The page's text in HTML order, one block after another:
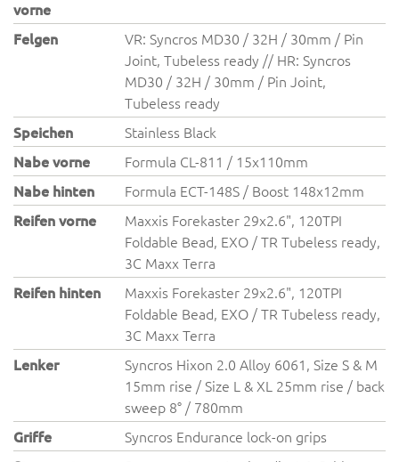
vorne
Felgen
VR: Syncros MD30 / 32H / 30mm / Pin
Joint, Tubeless ready // HR: Syncros
MD30 / 32H / 30mm / Pin Joint,
Tubeless ready
Speichen
Stainless Black
Nabe vorne
Formula CL-811 / 15x110mm
Nabe hinten
Formula ECT-148S / Boost 148x12mm
Reifen vorne
Maxxis Forekaster 29x2.6", 120TPI
Foldable Bead, EXO / TR Tubeless ready,
3C Maxx Terra
Reifen hinten
Maxxis Forekaster 29x2.6", 120TPI
Foldable Bead, EXO / TR Tubeless ready,
3C Maxx Terra
Lenker
Syncros Hixon 2.0 Alloy 6061, Size S & M
15mm rise / Size L & XL 25mm rise / back
sweep 8° / 780mm
Griffe
Syncros Endurance lock-on grips